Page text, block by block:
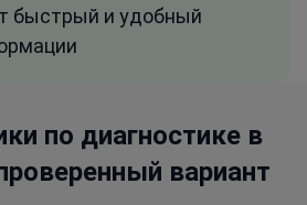
быстрый и удобный
по диагностике в
вариант